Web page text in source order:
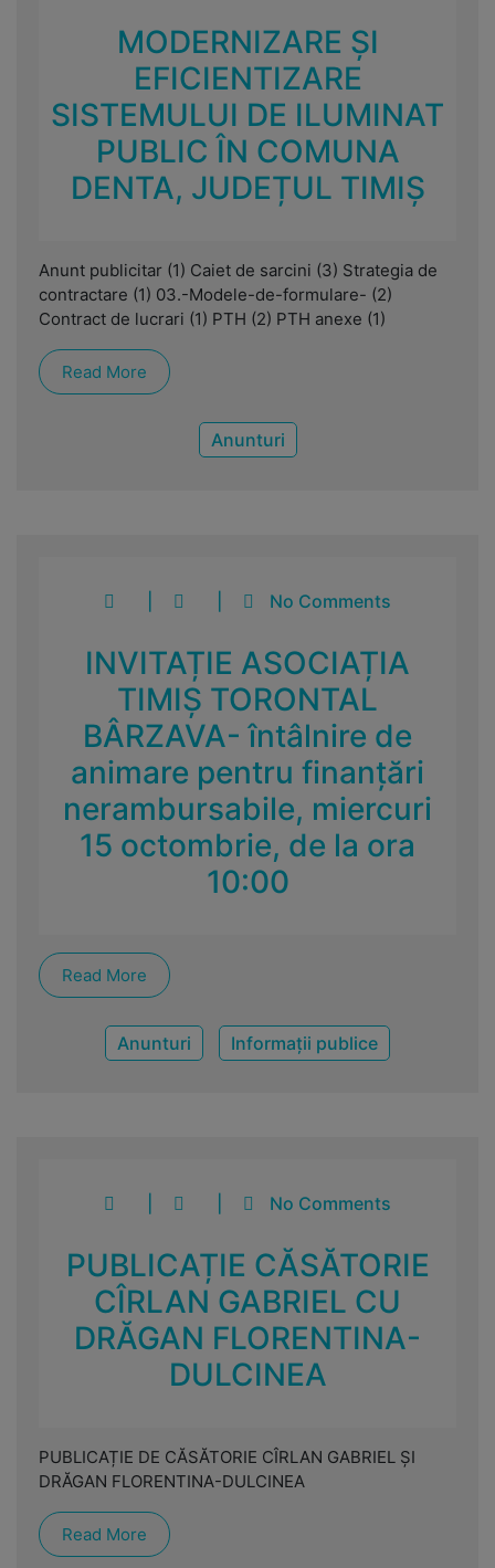
MODERNIZARE ȘI
EFICIENTIZARE
SISTEMULUI DE ILUMINAT
PUBLIC ÎN COMUNA
DENTA, JUDEȚUL TIMIȘ
Anunt publicitar (1) Caiet de sarcini (3) Strategia de
contractare (1) 03.-Modele-de-formulare- (2)
Contract de lucrari (1) PTH (2) PTH anexe (1)
Read More
Anunturi
No Comments
INVITAȚIE ASOCIAȚIA
TIMIȘ TORONTAL
BÂRZAVA- întâlnire de
animare pentru finanțări
nerambursabile, miercuri
15 octombrie, de la ora
10:00
Read More
Anunturi Informații publice
No Comments
PUBLICAȚIE CĂSĂTORIE
CÎRLAN GABRIEL CU
DRĂGAN FLORENTINA-
DULCINEA
PUBLICAȚIE DE CĂSĂTORIE CÎRLAN GABRIEL ȘI
DRĂGAN FLORENTINA-DULCINEA
Read More